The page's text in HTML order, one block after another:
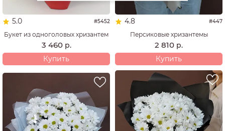
5.0 #5452
Букет из одноголовых хризантем
3 460 р.
Купить
4.8 #447
Персиковые хризантемы
2 810 р.
Купить